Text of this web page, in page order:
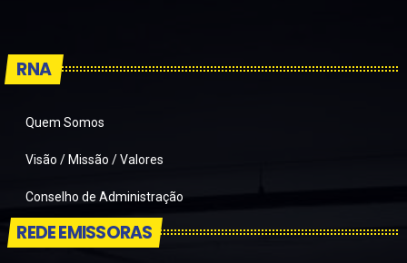
RNA
Quem Somos
Visão / Missão / Valores
Conselho de Administração
REDE EMISSORAS